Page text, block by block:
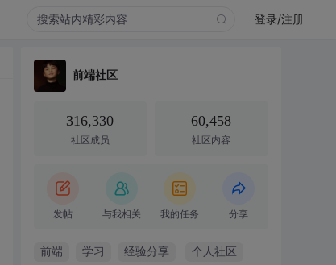
登录/注册
前端社区
316,330
社区成员
60,458
社区内容
发帖 与我相关 我的任务 分享
前端 学习 经验分享 个人社区